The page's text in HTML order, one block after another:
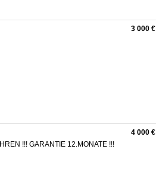
3 000 €
!!! GARANTIE 12.MONATE !!!
4 000 €